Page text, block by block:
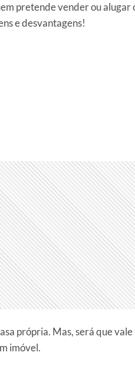
pretende vender ou alugar
e desvantagens!
própria. Mas, será que
imóvel.